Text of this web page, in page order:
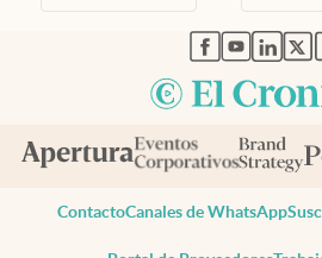
abre enabre en
abre
ContactoCanales de WhatsApp